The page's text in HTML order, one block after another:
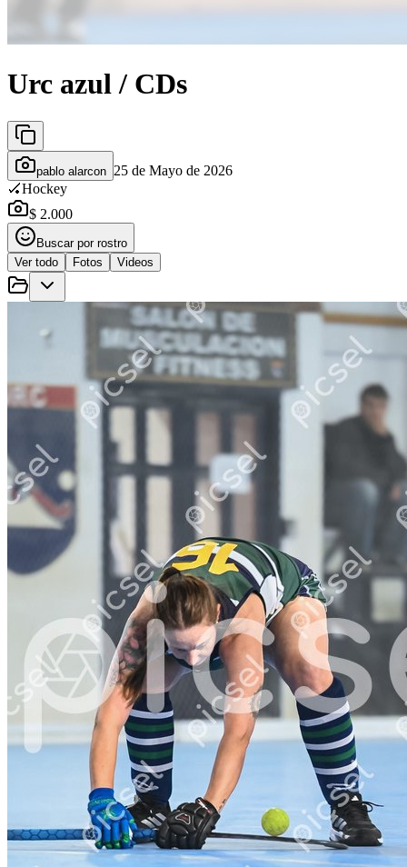
Urc azul / CDs
pablo alarcon 25 de Mayo de 2026
🏑Hockey
$ 2.000
Buscar por rostro
Ver todo
Fotos Videos